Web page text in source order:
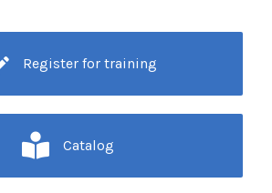
Register for training
Catalog